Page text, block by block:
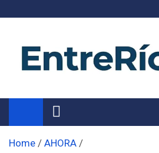
Noticias de Entre
Información de toda la provincia ahora
Home
AHORA